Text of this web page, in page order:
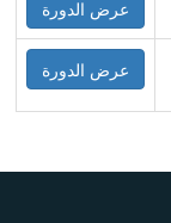
عرض الدورة
عرض الدورة